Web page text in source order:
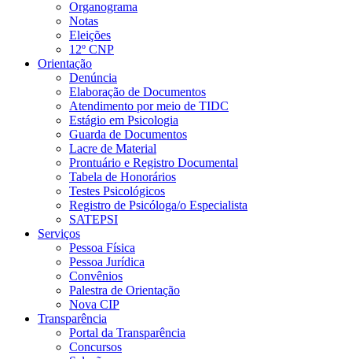
Organograma
Notas
Eleições
12º CNP
Orientação
Denúncia
Elaboração de Documentos
Atendimento por meio de TIDC
Estágio em Psicologia
Guarda de Documentos
Lacre de Material
Prontuário e Registro Documental
Tabela de Honorários
Testes Psicológicos
Registro de Psicóloga/o Especialista
SATEPSI
Serviços
Pessoa Física
Pessoa Jurídica
Convênios
Palestra de Orientação
Nova CIP
Transparência
Portal da Transparência
Concursos